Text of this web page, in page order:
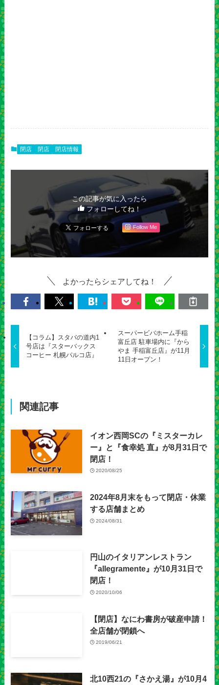
閉店 閉店 閉店情報
この記事が気に入ったら
フォローしてね！
Follow Me
よかったらシェアしてね！
【コラム】スタバの道内1
号店は『スターバックス
コーヒー 札幌パルコ店』
スーパービバホーム手稲
富丘店 駐車場内に『から
やま 手稲富丘店』が11月
11日オープン！
関連記事
イオン西岡SCの『ミスターカレ
ー』と『食幸処 直』が8月31日で
閉店！
2020/08/25
2024年8月末をもって閉店・休業
する店舗まとめ
2024/08/31
円山のイタリアンレストラン
『allegramente』が10月31日で
閉店！
2020/10/06
【閉店】なにわ書房が破産申請！
全店舗が閉鎖へ
2019/06/21
北10西21の『さかえ湯』が10月4